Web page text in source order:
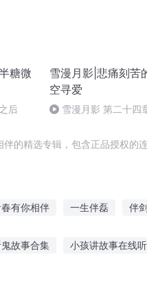
糖微
后
雪漫月影|悲痛刻苦
空寻爱
雪漫月影 第二十四
的精选专辑，包含正品授权的
有你相伴 一生伴磊 伴
故事合集 小孩讲故事在线听